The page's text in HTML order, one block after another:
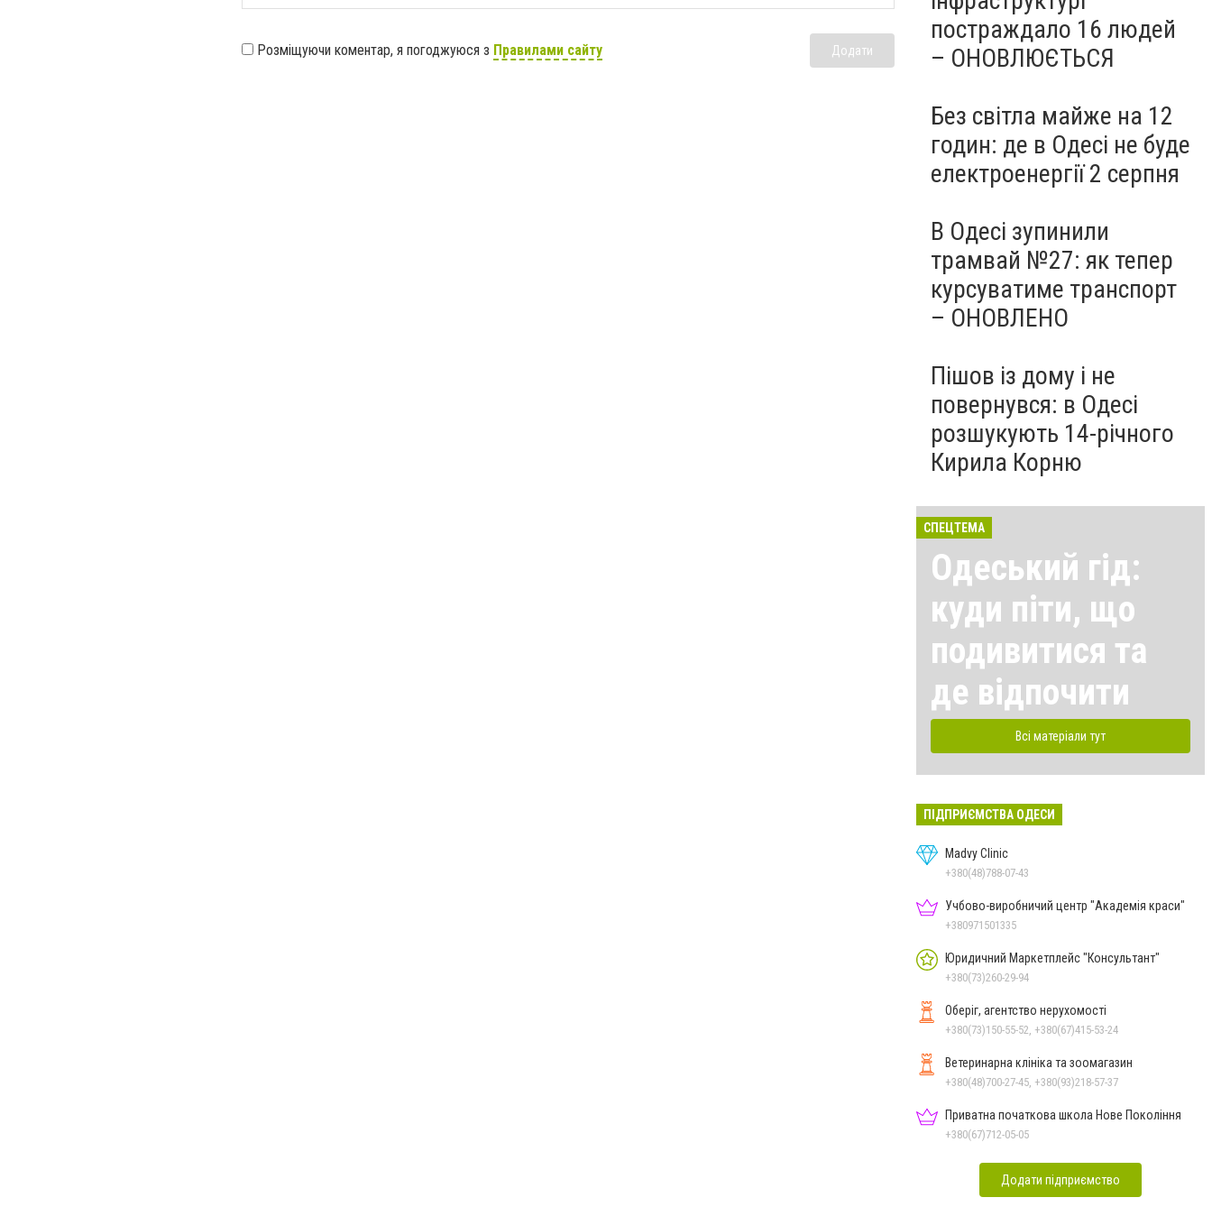
Розміщуючи коментар, я погоджуюся з Правилами сайту Додати
постраждало 16 людей
– ОНОВЛЮЄТЬСЯ
Без світла майже на 12
годин: де в Одесі не буде
електроенергії 2 серпня
В Одесі зупинили
трамвай №27: як тепер
курсуватиме транспорт
– ОНОВЛЕНО
Пішов із дому і не
повернувся: в Одесі
розшукують 14-річного
Кирила Корню
СПЕЦТЕМА
Одеський гід:
куди піти, що
подивитися та
де відпочити
Всі матеріали тут
ПІДПРИЄМСТВА ОДЕСИ
Madvy Clinic
+380(48)788-07-43
Учбово-виробничий центр "Академія краси"
+380971501335
Юридичний Маркетплейс "Консультант"
+380(73)260-29-94
Оберіг, агентство нерухомості
+380(73)150-55-52, +380(67)415-53-24
Ветеринарна клініка та зоомагазин
+380(48)700-27-45, +380(93)218-57-37
Приватна початкова школа Нове Покоління
+380(67)712-05-05
Додати підприємство